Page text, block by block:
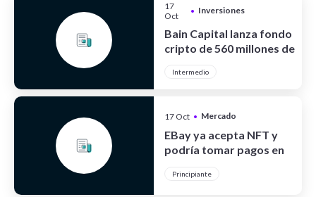
17
Oct
• Inversiones
Bain Capital lanza fondo
cripto de 560 millones de
Intermedio
17 Oct • Mercado
EBay ya acepta NFT y
podría tomar pagos en
Principiante